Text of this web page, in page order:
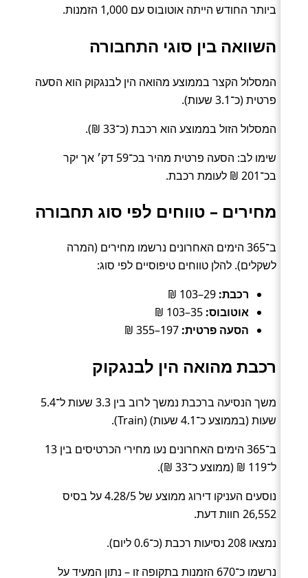
ביותר החודש הייתה אוטובוס עם 1,000 הזמנות.
השוואה בין סוגי התחבורה
המסלול הקצר בממוצע מהואה הין לבנגקוק הוא הסעה
פרטית (כ־3.1 שעות).
המסלול הזול בממוצע הוא רכבת (כ־33 ₪).
שימו לב: הסעה פרטית מהיר בכ־59 דק׳ אך יקר
בכ־201 ₪ לעומת רכבת.
מחירים – טווחים לפי סוג תחבורה
ב־365 הימים האחרונים נרשמו מחירים (המרה
לשקלים). להלן טווחים טיפוסיים לפי סוג:
רכבת:
אוטובוס:
הסעה פרטית:
רכבת מהואה הין לבנגקוק
משך הנסיעה ברכבת נמשך לרוב בין 3.3 שעות ל־5.4
שעות (בממוצע כ־4.1 שעות) (Train).
ב־365 הימים האחרונים נעו מחירי הכרטיסים בין 13
ל־119 ₪ (ממוצע כ־33 ₪).
נוסעים העניקו דירוג ממוצע של 4.28/5 על בסיס
26,552 חוות דעת.
נמצאו 208 נסיעות רכבת (כ־0.6 ליום).
נרשמו כ־670 הזמנות בתקופה זו – נתון המעיד על